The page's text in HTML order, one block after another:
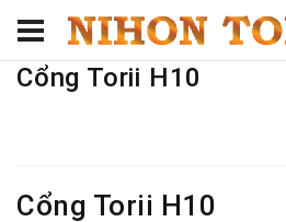
Cổng Torii H10
Cổng Torii H10